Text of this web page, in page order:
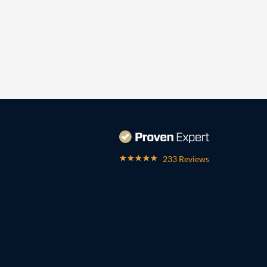
233 Reviews